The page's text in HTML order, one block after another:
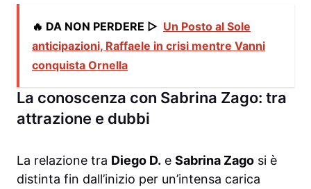
🔥 DA NON PERDERE ▷ Un Posto al Sole
anticipazioni, Raffaele in crisi mentre Vanni
conquista Ornella
La conoscenza con Sabrina Zago: tra
attrazione e dubbi
La relazione tra Diego D. e Sabrina Zago si è
distinta fin dall’inizio per un’intensa carica